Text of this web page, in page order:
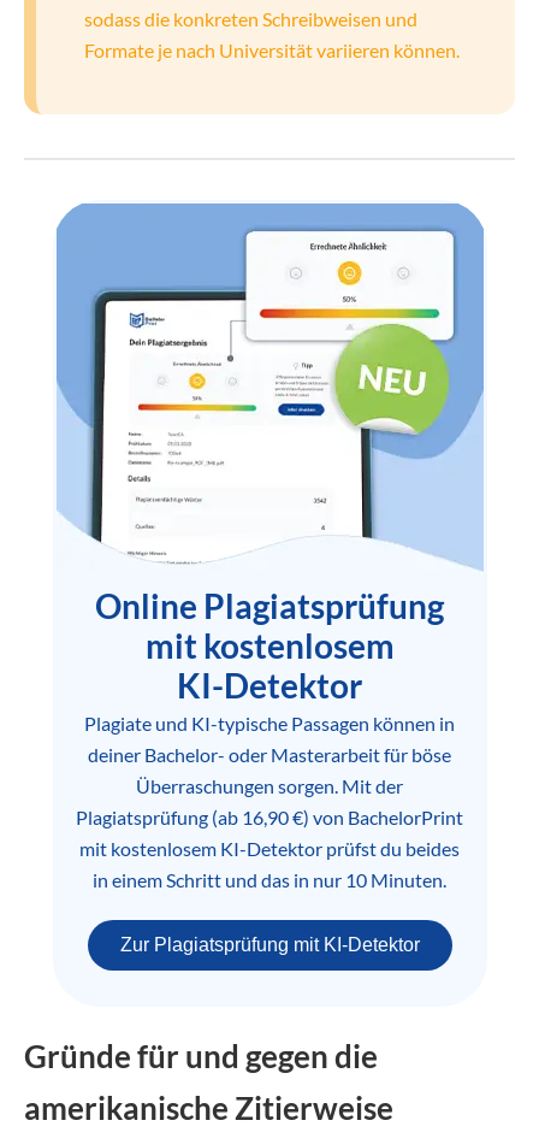
sodass die konkreten Schreibweisen und
Formate je nach Universität variieren können.
Online Plagiatsprüfung
mit kostenlosem
KI-Detektor
Plagiate und KI-typische Passagen können in
deiner Bachelor- oder Masterarbeit für böse
Überraschungen sorgen. Mit der
Plagiatsprüfung (ab 16,90 €) von BachelorPrint
mit kostenlosem KI-Detektor prüfst du beides
in einem Schritt und das in nur 10 Minuten.
Zur Plagiatsprüfung mit KI-Detektor
Gründe für und gegen die
amerikanische Zitierweise